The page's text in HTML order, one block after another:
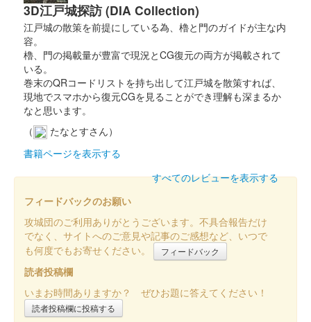
ッション記念版
配布終了
2024年10月14日に開催された「越前若狭お城フェス2024」の若
狭国吉城歴史資料館・大野康弘館長と攻城団・こうの団長とのト
ークセッション「御城印コレクションの愉し方」に参加者にもら
える御城印。
佐柿国吉城 御城印
販売終了
2024年10月13、14日に開催された「越前若狭お城フェス2024」
の美浜町ブースにて販売された御城印。10月14日限定。
国吉城 御城印 越前若狭お城フェス2024限定版 ご当
3D江戸城探訪 (DIA Collection)
江戸城の散策を前提にしている為、櫓と門のガイドが主な内
容。
櫓、門の掲載量が豊富で現況とCG復元の両方が掲載されて
いる。
巻末のQRコードリストを持ち出して江戸城を散策すれば、
現地でスマホから復元CGを見ることができ理解も深まるか
なと思います。
（
たなとすさん）
書籍ページを表示する
すべてのレビューを表示する
フィードバックのお願い
攻城団のご利用ありがとうございます。不具合報告だけ
でなく、サイトへのご意見や記事のご感想など、いつで
も何度でもお寄せください。
フィードバック
読者投稿欄
いまお時間ありますか？ ぜひお題に答えてください！
読者投稿欄に投稿する